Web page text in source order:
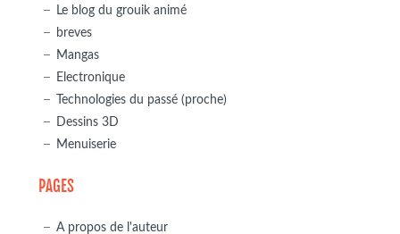
Le blog du grouik animé
breves
Mangas
Electronique
Technologies du passé (proche)
Dessins 3D
Menuiserie
PAGES
A propos de l'auteur